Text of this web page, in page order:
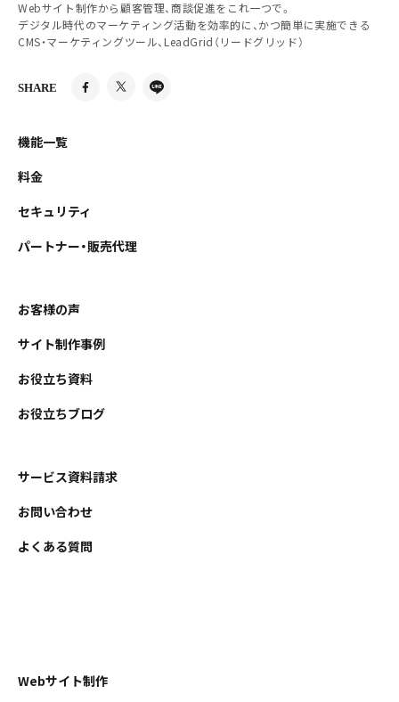
Webサイト制作から顧客管理、商談促進をこれ一つで。
デジタル時代のマーケティング活動を効率的に、かつ簡単に実施できる
CMS・マーケティングツール、LeadGrid（リードグリッド）
SHARE
機能一覧
料金
セキュリティ
パートナー・販売代理
お客様の声
サイト制作事例
お役立ち資料
お役立ちブログ
サービス資料請求
お問い合わせ
よくある質問
Webサイト制作